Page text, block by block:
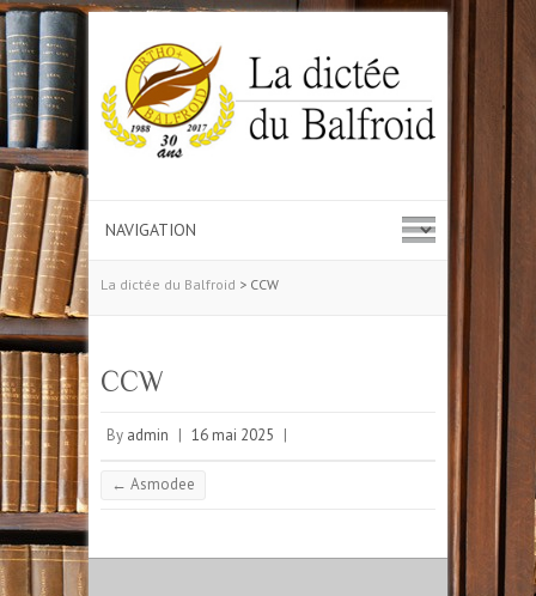
La dictée du Balfroid > CCW
CCW
By admin | 16 mai 2025 |
← Asmodee